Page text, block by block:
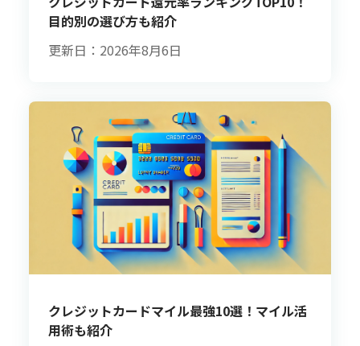
目的別の選び方も紹介
更新日：2026年8月6日
クレジットカードマイル最強10選！マイル活
用術も紹介